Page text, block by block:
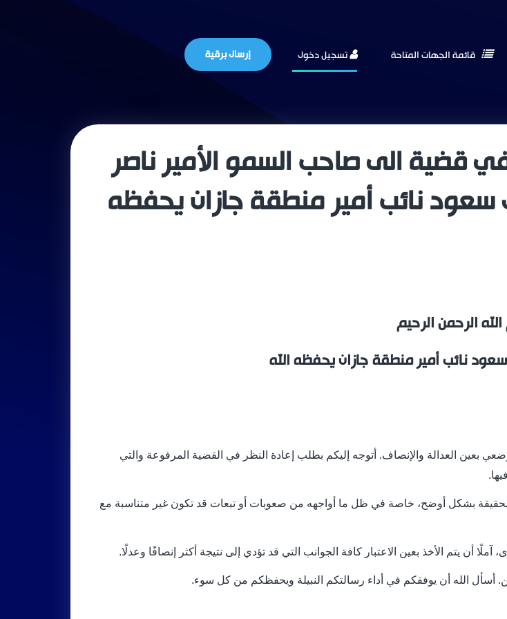
قائمة الجهات المتاحة تسجيل دخول إرسال برقية
قضية الى صاحب السمو الأمير ناصر
سعود نائب أمير منطقة جازان يحفظه
الرحمن الرحيم
نائب أمير منطقة جازان يحفظه الله
بعين العدالة والإنصاف. أتوجه إليكم بطلب إعادة النظر في القضية المرفوعة والتي
بشكل أوضح، خاصة في ظل ما أواجهه من صعوبات أو تبعات قد تكون غير متناسبة مع
أن يتم الأخذ بعين الاعتبار كافة الجوانب التي قد تؤدي إلى نتيجة أكثر إنصافًا وعدلًا.
أسأل الله أن يوفقكم في أداء رسالتكم النبيلة ويحفظكم من كل سوء.